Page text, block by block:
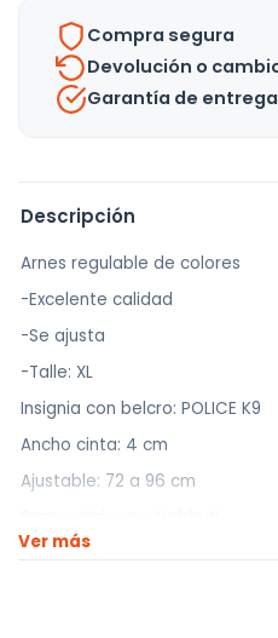
cantidad
Compra segura
Devolución o
Garantía de entrega
Descripción
Arnes regulable de colores
-Excelente calidad
-Se ajusta
-Talle: XL
Insignia con belcro: POLICE K9
Ancho cinta: 4 cm
Ajustable: 72 a 96 cm
Traemos la mejor calidad a los
Ver más